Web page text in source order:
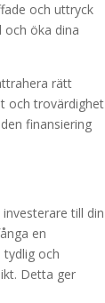
och uttryck
öka dina
rätt
och trovärdighet
finansiering
till din
en
och
Detta ger